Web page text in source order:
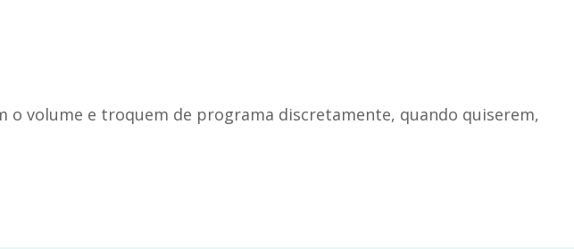
volume e troquem de programa discretamente, quando quiserem,